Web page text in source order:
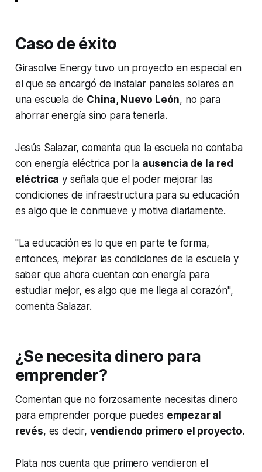
Caso de éxito
Girasolve Energy tuvo un proyecto en especial en
el que se encargó de instalar paneles solares en
una escuela de China, Nuevo León, no para
ahorrar energía sino para tenerla.
Jesús Salazar, comenta que la escuela no contaba
con energía eléctrica por la ausencia de la red
eléctrica y señala que el poder mejorar las
condiciones de infraestructura para su educación
es algo que le conmueve y motiva diariamente.
"La educación es lo que en parte te forma,
entonces, mejorar las condiciones de la escuela y
saber que ahora cuentan con energía para
estudiar mejor, es algo que me llega al corazón",
comenta Salazar.
¿Se necesita dinero para
emprender?
Comentan que no forzosamente necesitas dinero
para emprender porque puedes empezar al
revés, es decir, vendiendo primero el proyecto.
Plata nos cuenta que primero vendieron el